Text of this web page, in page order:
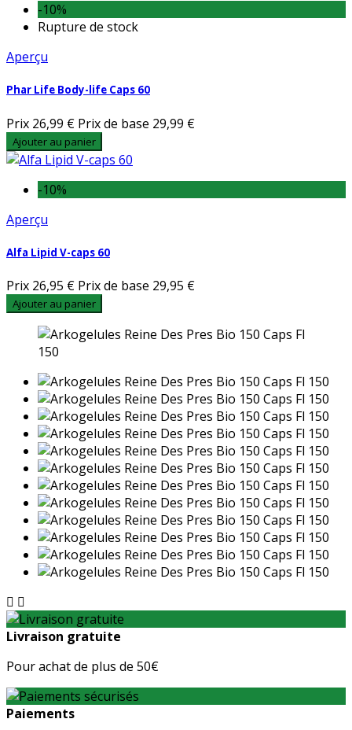
-10%
Rupture de stock
Aperçu
Phar Life Body-life Caps 60
Prix 26,99 € Prix de base 29,99 €
Ajouter au panier
-10%
Aperçu
Alfa Lipid V-caps 60
Prix 26,95 € Prix de base 29,95 €
Ajouter au panier
 
Livraison gratuite
Pour achat de plus de 50€
Paiements